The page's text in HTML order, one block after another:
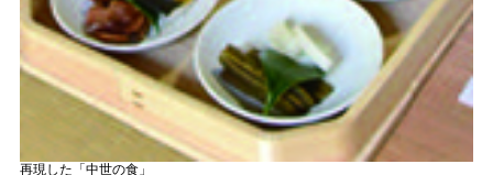
再現した「中世の食」